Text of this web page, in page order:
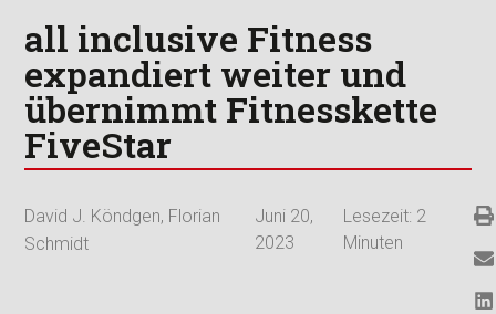
all inclusive Fitness
expandiert weiter und
übernimmt Fitnesskette
FiveStar
David J. Köndgen, Florian
Schmidt
Juni 20,
2023
Lesezeit: 2
Minuten